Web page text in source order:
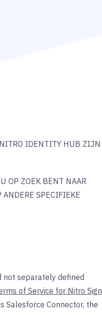
IDENTITY HUB ZIJN
OP ZOEK BENT NAAR
SPECIFIEKE
not separately defined
of Service for Nitro Sign
Salesforce Connector, the